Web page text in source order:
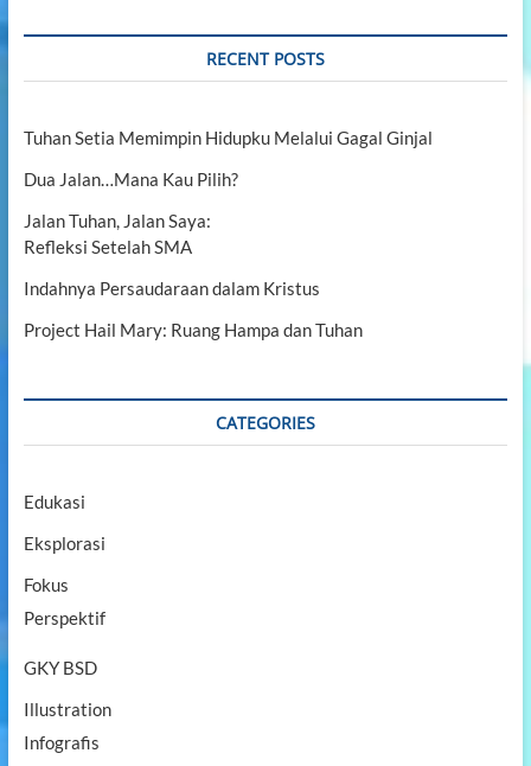
n
a
P
l
y
a
T
h
y
n
t
n
t
i
a
r
h
RECENT POSTS
Tuhan Setia Memimpin Hidupku Melalui Gagal Ginjal
Dua Jalan…Mana Kau Pilih?
Jalan Tuhan, Jalan Saya:
Refleksi Setelah SMA
Indahnya Persaudaraan dalam Kristus
Project Hail Mary: Ruang Hampa dan Tuhan
CATEGORIES
Edukasi
Eksplorasi
Fokus
Perspektif
GKY BSD
Illustration
Infografis